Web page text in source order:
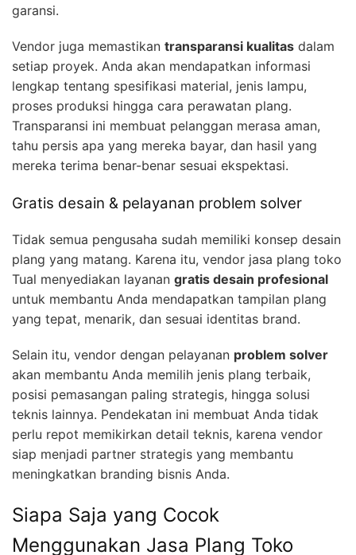
garansi.
Vendor juga memastikan transparansi kualitas dalam
setiap proyek. Anda akan mendapatkan informasi
lengkap tentang spesifikasi material, jenis lampu,
proses produksi hingga cara perawatan plang.
Transparansi ini membuat pelanggan merasa aman,
tahu persis apa yang mereka bayar, dan hasil yang
mereka terima benar-benar sesuai ekspektasi.
Gratis desain & pelayanan problem solver
Tidak semua pengusaha sudah memiliki konsep desain
plang yang matang. Karena itu, vendor jasa plang toko
Tual menyediakan layanan gratis desain profesional
untuk membantu Anda mendapatkan tampilan plang
yang tepat, menarik, dan sesuai identitas brand.
Selain itu, vendor dengan pelayanan problem solver
akan membantu Anda memilih jenis plang terbaik,
posisi pemasangan paling strategis, hingga solusi
teknis lainnya. Pendekatan ini membuat Anda tidak
perlu repot memikirkan detail teknis, karena vendor
siap menjadi partner strategis yang membantu
meningkatkan branding bisnis Anda.
Siapa Saja yang Cocok
Menggunakan Jasa Plang Toko